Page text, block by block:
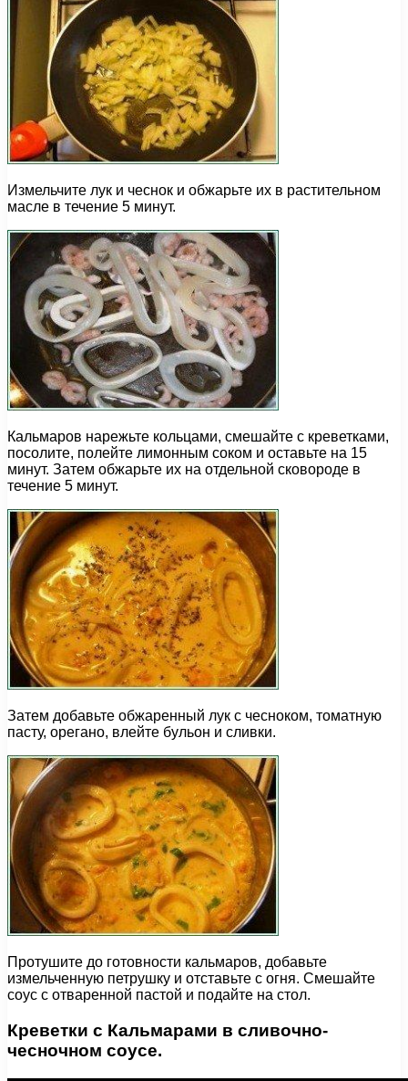
Измельчите лук и чеснок и обжарьте их в растительном
масле в течение 5 минут.
Кальмаров нарежьте кольцами, смешайте с креветками,
посолите, полейте лимонным соком и оставьте на 15
минут. Затем обжарьте их на отдельной сковороде в
течение 5 минут.
Затем добавьте обжаренный лук с чесноком, томатную
пасту, орегано, влейте бульон и сливки.
Протушите до готовности кальмаров, добавьте
измельченную петрушку и отставьте с огня. Смешайте
соус с отваренной пастой и подайте на стол.
Креветки с Кальмарами в сливочно-
чесночном соусе.